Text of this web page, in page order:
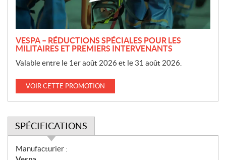
n
VESPA – RÉDUCTIONS SPÉCIALES POUR LES
MILITAIRES ET PREMIERS INTERVENANTS
Valable entre le 1er août 2026 et le 31 août 2026.
VOIR CETTE PROMOTION
SPÉCIFICATIONS
S
Manufacturier :